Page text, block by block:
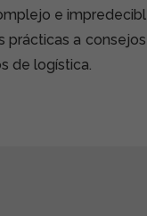
e
prácticas a
de logística.